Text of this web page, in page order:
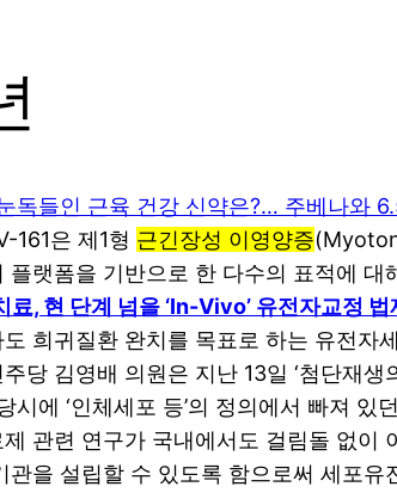
독들인 근육 건강 신약은?… 주베나와
161은 제1형 근긴장성 이영양증
플랫폼을 기반으로 한 다수의 표적에
, 현 단계 넘을 ‘In-Vivo’ 유전자교정
희귀질환 완치를 목표로 하는 유전자
당 김영배 의원은 지난 13일 ‘첨단재
시에 ‘인체세포 등’의 정의에서 빠져
관련 연구가 국내에서도 걸림돌 없이
관을 설립할 수 있도록 함으로써 세포